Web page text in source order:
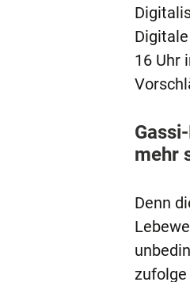
16 Uhr
mehr
Denn